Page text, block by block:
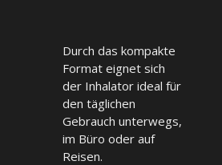
Durch das kompakte
Format eignet sich
der Inhalator ideal für
den täglichen
Gebrauch unterwegs,
im Büro oder auf
Reisen.